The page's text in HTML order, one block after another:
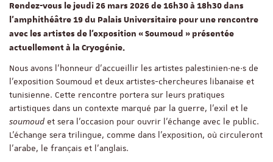
Rendez-vous le jeudi 26 mars 2026 de 16h30 à 18h30 dans
l’amphithéâtre 19 du Palais Universitaire pour une rencontre
avec les artistes de l’exposition « Soumoud » présentée
actuellement à la Cryogénie.
Nous avons l’honneur d’accueillir les artistes palestinien·ne·s de
l’exposition Soumoud et deux artistes-chercheures libanaise et
tunisienne. Cette rencontre portera sur leurs pratiques
artistiques dans un contexte marqué par la guerre, l’exil et le
soumoud et sera l'occasion pour ouvrir l'échange avec le public.
L’échange sera trilingue, comme dans l’exposition, où circuleront
l’arabe, le français et l’anglais.